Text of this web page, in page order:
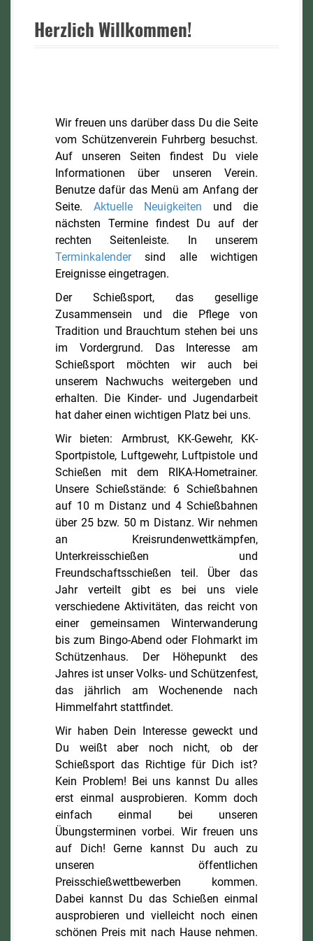
Herzlich Willkommen!
Wir freuen uns darüber dass Du die Seite
vom Schützenverein Fuhrberg besuchst.
Auf unseren Seiten findest Du viele
Informationen über unseren Verein.
Benutze dafür das Menü am Anfang der
Seite. Aktuelle Neuigkeiten und die
nächsten Termine findest Du auf der
rechten Seitenleiste. In unserem
Terminkalendersind alle wichtigen
Ereignisse eingetragen.
Der Schießsport, das gesellige
Zusammensein und die Pflege von
Tradition und Brauchtum stehen bei uns
im Vordergrund. Das Interesse am
Schießsport möchten wir auch bei
unserem Nachwuchs weitergeben und
erhalten. Die Kinder- und Jugendarbeit
hat daher einen wichtigen Platz bei uns.
Wir bieten: Armbrust, KK-Gewehr, KK-
Sportpistole, Luftgewehr, Luftpistole und
Schießen mit dem RIKA-Hometrainer.
Unsere Schießstände: 6 Schießbahnen
auf 10 m Distanz und 4 Schießbahnen
über 25 bzw. 50 m Distanz. Wir nehmen
an Kreisrundenwettkämpfen,
Unterkreisschießen und
Freundschaftsschießen teil. Über das
Jahr verteilt gibt es bei uns viele
verschiedene Aktivitäten, das reicht von
einer gemeinsamen Winterwanderung
bis zum Bingo-Abend oder Flohmarkt im
Schützenhaus. Der Höhepunkt des
Jahres ist unser Volks- und Schützenfest,
das jährlich am Wochenende nach
Himmelfahrt stattfindet.
Wir haben Dein Interesse geweckt und
Du weißt aber noch nicht, ob der
Schießsport das Richtige für Dich ist?
Kein Problem! Bei uns kannst Du alles
erst einmal ausprobieren. Komm doch
einfach einmal bei unseren
Übungsterminen vorbei. Wir freuen uns
auf Dich! Gerne kannst Du auch zu
unseren öffentlichen
Preisschießwettbewerben kommen.
Dabei kannst Du das Schießen einmal
ausprobieren und vielleicht noch einen
schönen Preis mit nach Hause nehmen.